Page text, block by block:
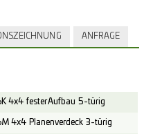
ANFRAGE
4x4 fester Aufbau 5-türig
4x4 Planenverdeck 3-türig